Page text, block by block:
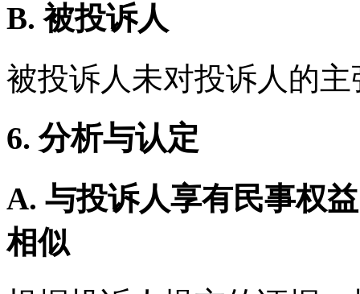
B. 被投诉人
被投诉人未对投诉人的
6. 分析与认定
A. 与投诉人享有民事权
相似